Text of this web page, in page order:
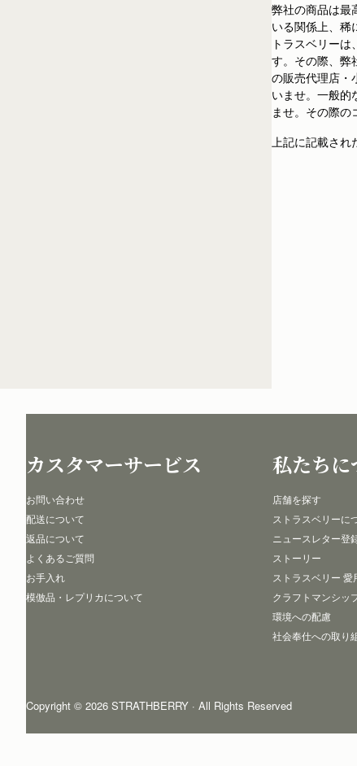
弊社の商品は最
いる関係上、稀
トラスベリー
す。その際、弊
の販売代理店・
いませ。一般的
ませ。その際の
上記に記載され
カスタマーサービス
お問い合わせ
配送について
返品について
よくあるご質問
お手入れ
模倣品・レプリカについて
私たちに
店舗を探す
ストラスベリーに
ニュースレター登
ストーリー
ストラスベリー
クラフトマンシッ
環境への配慮
社会奉仕への取り
Copyright © 2026 STRATHBERRY · All Rights Reserved